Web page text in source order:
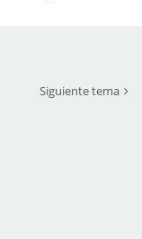
Siguiente tema